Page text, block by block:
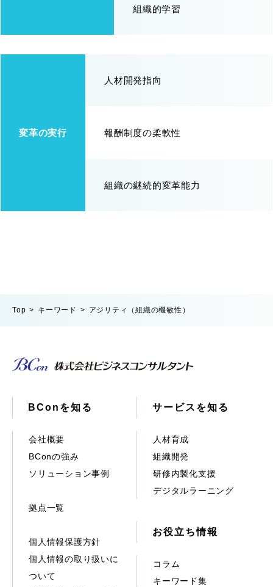
組織的学習
変革の実行
人材開発指向
報酬制度の柔軟性
組織の継続的変革能力
Top キーワード アジリティ（組織の機敏性）
BConを知る
会社概要
BConの強み
ソリューション事例
拠点一覧
個人情報保護方針
個人情報の取り扱いに
ついて
サービスを知る
人材育成
組織開発
研修内製化支援
デジタルラーニング
お役立ち情報
コラム
キーワード集